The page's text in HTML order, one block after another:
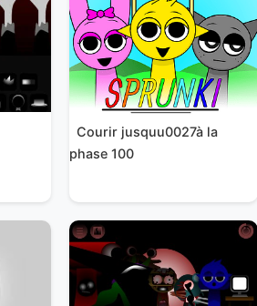
Courir jusquu0027à la
phase 100